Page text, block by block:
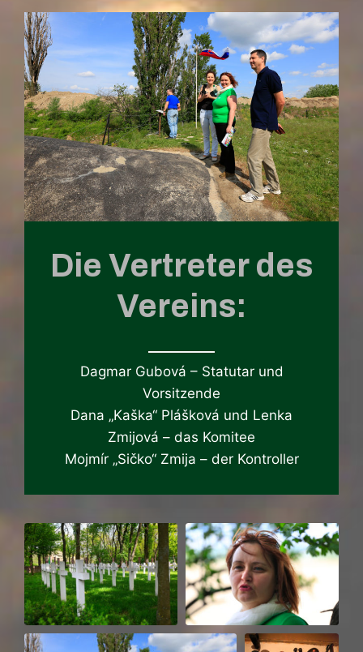
Die Vertreter des
Vereins:
Dagmar Gubová – Statutar und
Vorsitzende
Dana „Kaška“ Plášková und Lenka
Zmijová – das Komitee
Mojmír „Sičko“ Zmija – der Kontroller